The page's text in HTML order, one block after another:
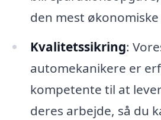
den mest
Kvalitetssikring:
automekanikere er
kompetente til at
deres arbejde, så du